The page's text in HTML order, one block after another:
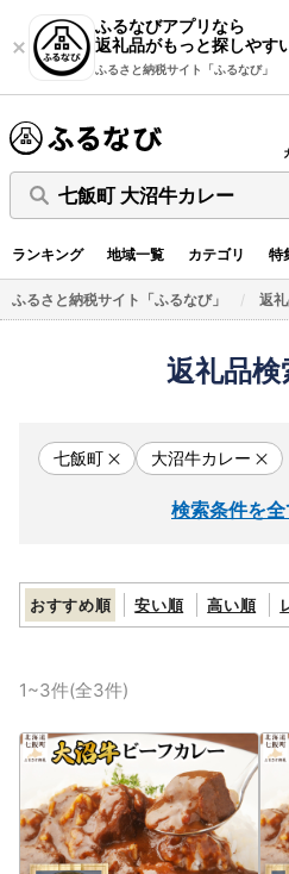
ふるなびアプリなら
返礼品がもっと探しやす
ふるさと納税サイト「ふるなび」
七飯町 大沼牛カレー
ランキング 地域一覧 カテゴリ 特
ふるさと納税サイト「ふるなび」 返
返礼品検
七飯町 大沼牛カレー
検索条件を
おすすめ順 安い順 高い順
1~3件(全3件)